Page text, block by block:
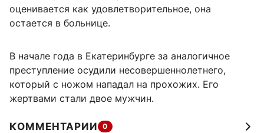
оценивается как удовлетворительное, она
остается в больнице.
В начале года в Екатеринбурге за аналогичное
преступление осудили несовершеннолетнего,
который с ножом нападал на прохожих. Его
жертвами стали двое мужчин.
КОММЕНТАРИИ 0